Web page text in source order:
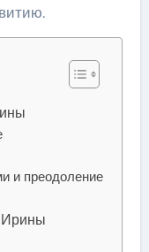
и преодоление
Ирины